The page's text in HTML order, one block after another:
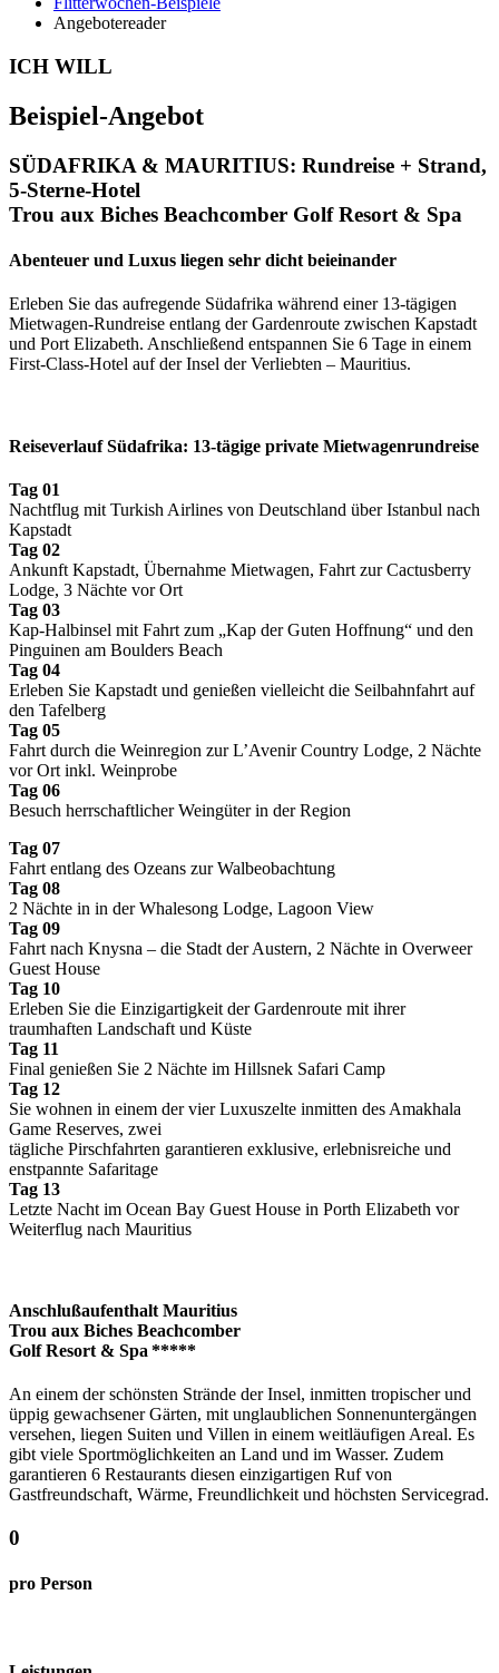
Angebotereader
ICH WILL
Beispiel-Angebot
SÜDAFRIKA & MAURITIUS: Rundreise + Strand,
5-Sterne-Hotel
Trou aux Biches Beachcomber Golf Resort & Spa
Abenteuer und Luxus liegen sehr dicht beieinander
Erleben Sie das aufregende Südafrika während einer 13-tägigen
Mietwagen-Rundreise entlang der Gardenroute zwischen Kapstadt
und Port Elizabeth. Anschließend entspannen Sie 6 Tage in einem
First-Class-Hotel auf der Insel der Verliebten – Mauritius.
Reiseverlauf Südafrika: 13-tägige private Mietwagenrundreise
Tag 01
Nachtflug mit Turkish Airlines von Deutschland über Istanbul nach
Kapstadt
Tag 02
Ankunft Kapstadt, Übernahme Mietwagen, Fahrt zur Cactusberry
Lodge, 3 Nächte vor Ort
Tag 03
Kap-Halbinsel mit Fahrt zum „Kap der Guten Hoffnung“ und den
Pinguinen am Boulders Beach
Tag 04
Erleben Sie Kapstadt und genießen vielleicht die Seilbahnfahrt auf
den Tafelberg
Tag 05
Fahrt durch die Weinregion zur L’Avenir Country Lodge, 2 Nächte
vor Ort inkl. Weinprobe
Tag 06
Besuch herrschaftlicher Weingüter in der Region
Tag 07
Fahrt entlang des Ozeans zur Walbeobachtung
Tag 08
2 Nächte in in der Whalesong Lodge, Lagoon View
Tag 09
Fahrt nach Knysna – die Stadt der Austern, 2 Nächte in Overweer
Guest House
Tag 10
Erleben Sie die Einzigartigkeit der Gardenroute mit ihrer
traumhaften Landschaft und Küste
Tag 11
Final genießen Sie 2 Nächte im Hillsnek Safari Camp
Tag 12
Sie wohnen in einem der vier Luxuszelte inmitten des Amakhala
Game Reserves, zwei
tägliche Pirschfahrten garantieren exklusive, erlebnisreiche und
enstpannte Safaritage
Tag 13
Letzte Nacht im Ocean Bay Guest House in Porth Elizabeth vor
Weiterflug nach Mauritius
Anschlußaufenthalt Mauritius
Trou aux Biches Beachcomber
Golf Resort & Spa *****
An einem der schönsten Strände der Insel, inmitten tropischer und
üppig gewachsener Gärten, mit unglaublichen Sonnenuntergängen
versehen, liegen Suiten und Villen in einem weitläufigen Areal. Es
gibt viele Sportmöglichkeiten an Land und im Wasser. Zudem
garantieren 6 Restaurants diesen einzigartigen Ruf von
Gastfreundschaft, Wärme, Freundlichkeit und höchsten Servicegrad.
0
pro Person